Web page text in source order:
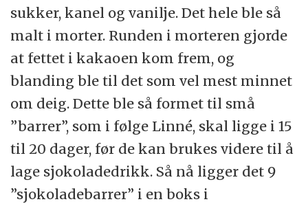
sukker, kanel og vanilje. Det hele ble så
malt i morter. Runden i morteren gjorde
at fettet i kakaoen kom frem, og
blanding ble til det som vel mest minnet
om deig. Dette ble så formet til små
”barrer”, som i følge Linné, skal ligge i 15
til 20 dager, før de kan brukes videre til å
lage sjokoladedrikk. Så nå ligger det 9
”sjokoladebarrer” i en boks i